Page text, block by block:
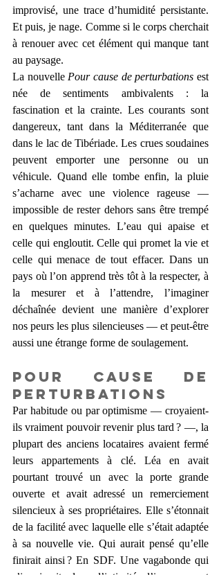
improvisé, une trace d’humidité persistante.
Et puis, je nage. Comme si le corps cherchait
à renouer avec cet élément qui manque tant
au paysage.
La nouvelle Pour cause de perturbations est
née de sentiments ambivalents : la
fascination et la crainte. Les courants sont
dangereux, tant dans la Méditerranée que
dans le lac de Tibériade. Les crues soudaines
peuvent emporter une personne ou un
véhicule. Quand elle tombe enfin, la pluie
s’acharne avec une violence rageuse —
impossible de rester dehors sans être trempé
en quelques minutes. L’eau qui apaise et
celle qui engloutit. Celle qui promet la vie et
celle qui menace de tout effacer. Dans un
pays où l’on apprend très tôt à la respecter, à
la mesurer et à l’attendre, l’imaginer
déchaînée devient une manière d’explorer
nos peurs les plus silencieuses — et peut-être
aussi une étrange forme de soulagement.
Pour cause de
perturbations
Par habitude ou par optimisme — croyaient-
ils vraiment pouvoir revenir plus tard ? —, la
plupart des anciens locataires avaient fermé
leurs appartements à clé. Léa en avait
pourtant trouvé un avec la porte grande
ouverte et avait adressé un remerciement
silencieux à ses propriétaires. Elle s’étonnait
de la facilité avec laquelle elle s’était adaptée
à sa nouvelle vie. Qui aurait pensé qu’elle
finirait ainsi ? En SDF. Une vagabonde qui